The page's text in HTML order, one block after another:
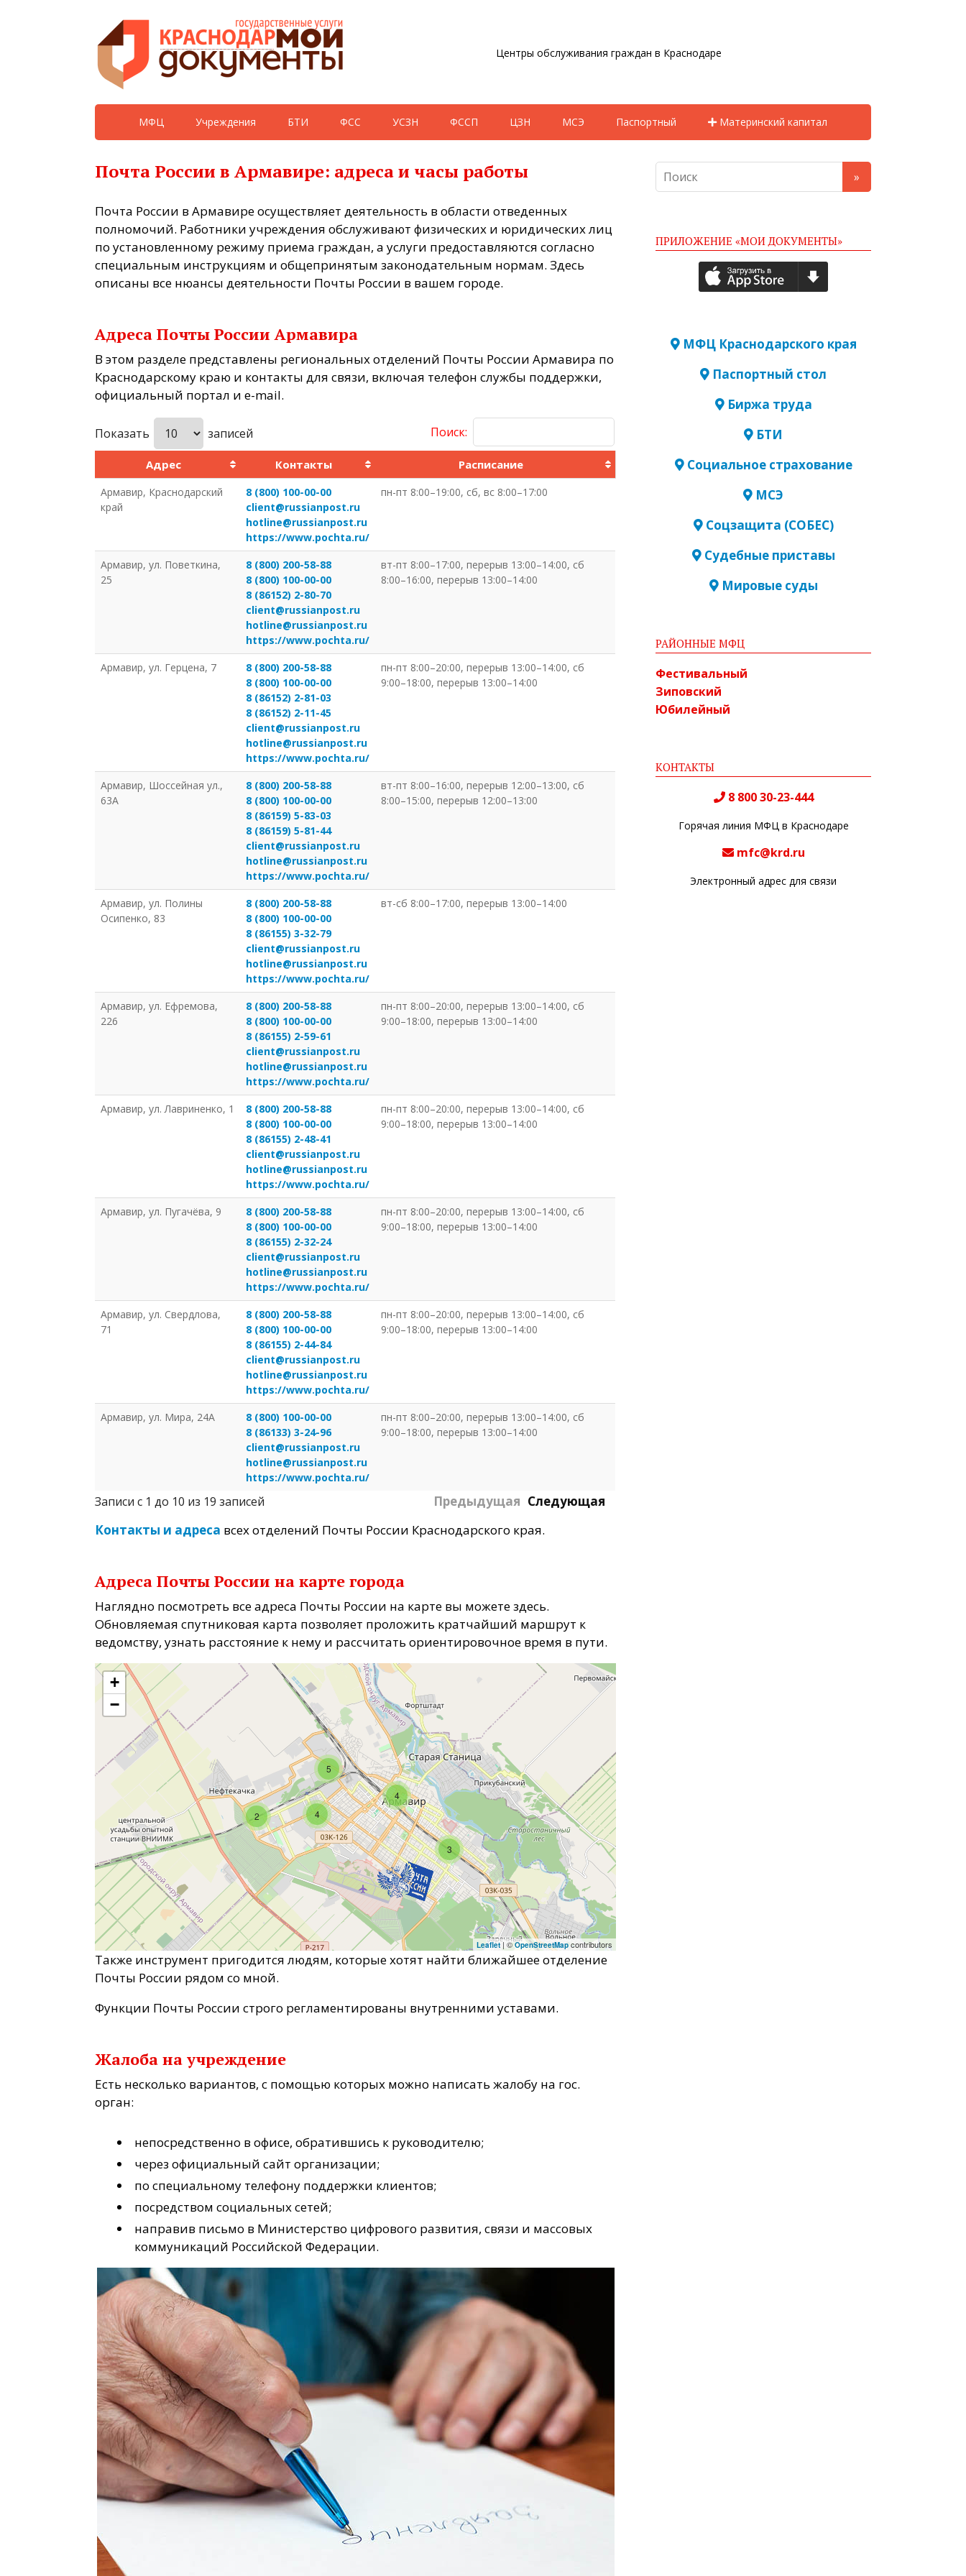
Центры обслуживания граждан в Краснодаре
МФЦ Учреждения БТИ ФСС УСЗН ФССП ЦЗН МСЭ Паспортный Материнский капитал
Почта России в Армавире: адреса и часы работы
Почта России в Армавире осуществляет деятельность в области отведенных
полномочий. Работники учреждения обслуживают физических и юридических лиц
по установленному режиму приема граждан, а услуги предоставляются согласно
специальным инструкциям и общепринятым законодательным нормам. Здесь
описаны все нюансы деятельности Почты России в вашем городе.
Адреса Почты России Армавира
В этом разделе представлены региональных отделений Почты России Армавира по
Краснодарскому краю и контакты для связи, включая телефон службы поддержки,
официальный портал и e-mail.
Показать записей Поиск:
Адрес Контакты Расписание
Армавир, Краснодарский
край
8 (800) 100-00-00
client@russianpost.ru
hotline@russianpost.ru
https://www.pochta.ru/
пн-пт 8:00–19:00, сб, вс 8:00–17:00
Армавир, ул. Поветкина,
25
8 (800) 200-58-88
8 (800) 100-00-00
8 (86152) 2-80-70
client@russianpost.ru
hotline@russianpost.ru
https://www.pochta.ru/
вт-пт 8:00–17:00, перерыв 13:00–14:00, сб
8:00–16:00, перерыв 13:00–14:00
Армавир, ул. Герцена, 7
8 (800) 200-58-88
8 (800) 100-00-00
8 (86152) 2-81-03
8 (86152) 2-11-45
client@russianpost.ru
hotline@russianpost.ru
https://www.pochta.ru/
пн-пт 8:00–20:00, перерыв 13:00–14:00, сб
9:00–18:00, перерыв 13:00–14:00
Армавир, Шоссейная ул.,
63А
8 (800) 200-58-88
8 (800) 100-00-00
8 (86159) 5-83-03
8 (86159) 5-81-44
client@russianpost.ru
hotline@russianpost.ru
https://www.pochta.ru/
вт-пт 8:00–16:00, перерыв 12:00–13:00, сб
8:00–15:00, перерыв 12:00–13:00
Армавир, ул. Полины
Осипенко, 83
8 (800) 200-58-88
8 (800) 100-00-00
8 (86155) 3-32-79
client@russianpost.ru
hotline@russianpost.ru
https://www.pochta.ru/
вт-сб 8:00–17:00, перерыв 13:00–14:00
Армавир, ул. Ефремова,
226
8 (800) 200-58-88
8 (800) 100-00-00
8 (86155) 2-59-61
client@russianpost.ru
hotline@russianpost.ru
https://www.pochta.ru/
пн-пт 8:00–20:00, перерыв 13:00–14:00, сб
9:00–18:00, перерыв 13:00–14:00
Армавир, ул. Лавриненко, 1
8 (800) 200-58-88
8 (800) 100-00-00
8 (86155) 2-48-41
client@russianpost.ru
hotline@russianpost.ru
https://www.pochta.ru/
пн-пт 8:00–20:00, перерыв 13:00–14:00, сб
9:00–18:00, перерыв 13:00–14:00
Армавир, ул. Пугачёва, 9
8 (800) 200-58-88
8 (800) 100-00-00
8 (86155) 2-32-24
client@russianpost.ru
hotline@russianpost.ru
https://www.pochta.ru/
пн-пт 8:00–20:00, перерыв 13:00–14:00, сб
9:00–18:00, перерыв 13:00–14:00
Армавир, ул. Свердлова,
71
8 (800) 200-58-88
8 (800) 100-00-00
8 (86155) 2-44-84
client@russianpost.ru
hotline@russianpost.ru
https://www.pochta.ru/
пн-пт 8:00–20:00, перерыв 13:00–14:00, сб
9:00–18:00, перерыв 13:00–14:00
Армавир, ул. Мира, 24А
8 (800) 100-00-00
8 (86133) 3-24-96
client@russianpost.ru
hotline@russianpost.ru
https://www.pochta.ru/
пн-пт 8:00–20:00, перерыв 13:00–14:00, сб
9:00–18:00, перерыв 13:00–14:00
Записи с 1 до 10 из 19 записей Предыдущая Следующая
Контакты и адреса всех отделений Почты России Краснодарского края.
Адреса Почты России на карте города
Наглядно посмотреть все адреса Почты России на карте вы можете здесь.
Обновляемая спутниковая карта позволяет проложить кратчайший маршрут к
ведомству, узнать расстояние к нему и рассчитать ориентировочное время в пути.
4
4
2
3
5
+
−
Leaflet| ©OpenStreetMap contributors
Также инструмент пригодится людям, которые хотят найти ближайшее отделение
Почты России рядом со мной.
Функции Почты России строго регламентированы внутренними уставами.
Жалоба на учреждение
Есть несколько вариантов, с помощью которых можно написать жалобу на гос.
орган:
непосредственно в офисе, обратившись к руководителю;
через официальный сайт организации;
по специальному телефону поддержки клиентов;
посредством социальных сетей;
направив письмо в Министерство цифрового развития, связи и массовых
коммуникаций Российской Федерации.
ПРИЛОЖЕНИЕ «МОИ ДОКУМЕНТЫ»
МФЦ Краснодарского края
Паспортный стол
Биржа труда
БТИ
Социальное страхование
МСЭ
Соцзащита (СОБЕС)
Судебные приставы
Мировые суды
РАЙОННЫЕ МФЦ
Фестивальный
Зиповский
Юбилейный
КОНТАКТЫ
8 800 30-23-444
Горячая линия МФЦ в Краснодаре
mfc@krd.ru
Электронный адрес для связи